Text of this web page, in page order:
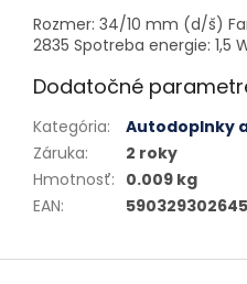
Rozmer: 34/10 mm (d/š)
2835 Spotreba energie: 1,5
Dodatočné
Kategória:
Autodoplnky
Záruka:
2 roky
Hmotnosť: 0.009 kg
EAN:
Zápätie